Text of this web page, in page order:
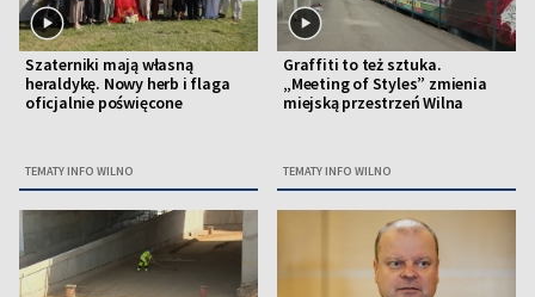
Szaterniki mają własną
heraldykę. Nowy herb i flaga
oficjalnie poświęcone
TEMATY INFO WILNO
Graffiti to też sztuka.
„Meeting of Styles” zmienia
miejską przestrzeń Wilna
TEMATY INFO WILNO